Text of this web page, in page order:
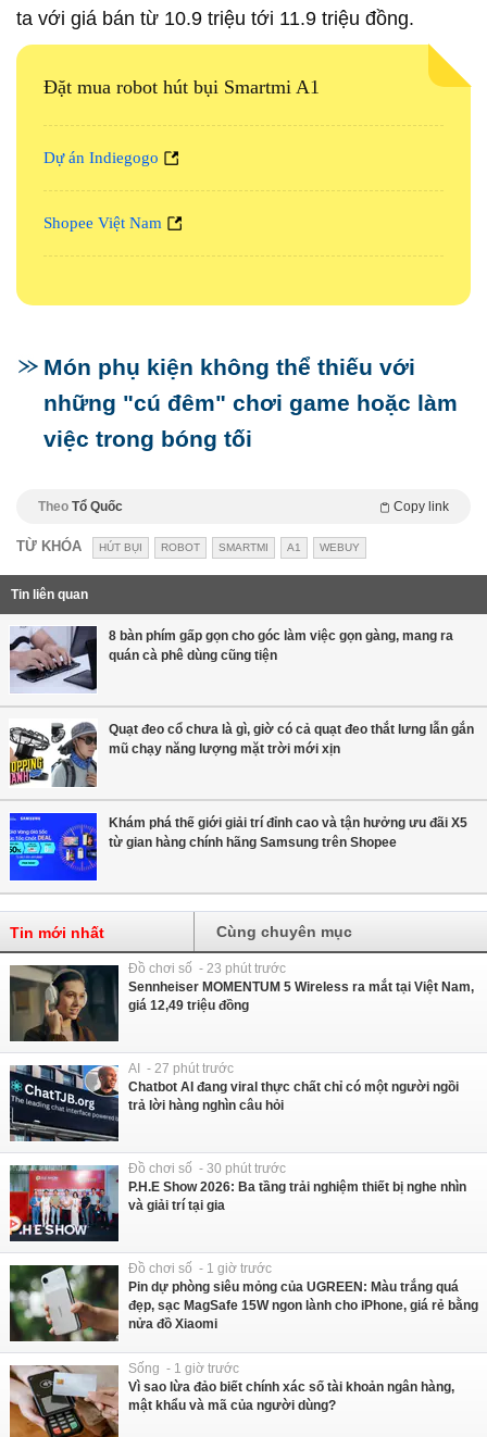
ta với giá bán từ 10.9 triệu tới 11.9 triệu đồng.
Đặt mua robot hút bụi Smartmi A1
Dự án Indiegogo
Shopee Việt Nam
Món phụ kiện không thể thiếu với
những "cú đêm" chơi game hoặc làm
việc trong bóng tối
Theo Tổ Quốc Copy link
TỪ KHÓA HÚT BỤI ROBOT SMARTMI A1 WEBUY
Tin liên quan
8 bàn phím gấp gọn cho góc làm việc gọn gàng, mang ra
quán cà phê dùng cũng tiện
Quạt đeo cổ chưa là gì, giờ có cả quạt đeo thắt lưng lẫn gắn
mũ chạy năng lượng mặt trời mới xịn
Khám phá thế giới giải trí đỉnh cao và tận hưởng ưu đãi X5
từ gian hàng chính hãng Samsung trên Shopee
Tin mới nhất Cùng chuyên mục
Đồ chơi số - 23 phút trước
Sennheiser MOMENTUM 5 Wireless ra mắt tại Việt Nam,
giá 12,49 triệu đồng
AI - 27 phút trước
Chatbot AI đang viral thực chất chỉ có một người ngồi
trả lời hàng nghìn câu hỏi
Đồ chơi số - 30 phút trước
P.H.E Show 2026: Ba tầng trải nghiệm thiết bị nghe nhìn
và giải trí tại gia
Đồ chơi số - 1 giờ trước
Pin dự phòng siêu mỏng của UGREEN: Màu trắng quá
đẹp, sạc MagSafe 15W ngon lành cho iPhone, giá rẻ bằng
nửa đồ Xiaomi
Sống - 1 giờ trước
Vì sao lừa đảo biết chính xác số tài khoản ngân hàng,
mật khẩu và mã của người dùng?